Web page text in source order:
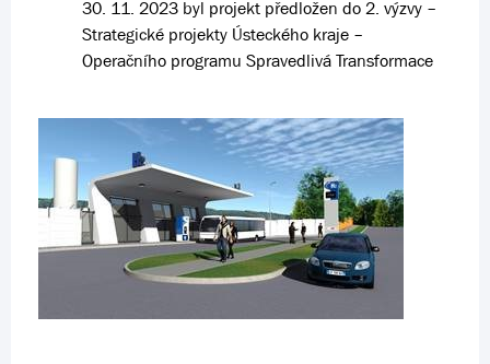
30. 11. 2023 byl projekt předložen do 2. výzvy –
Strategické projekty Ústeckého kraje –
Operačního programu Spravedlivá Transformace